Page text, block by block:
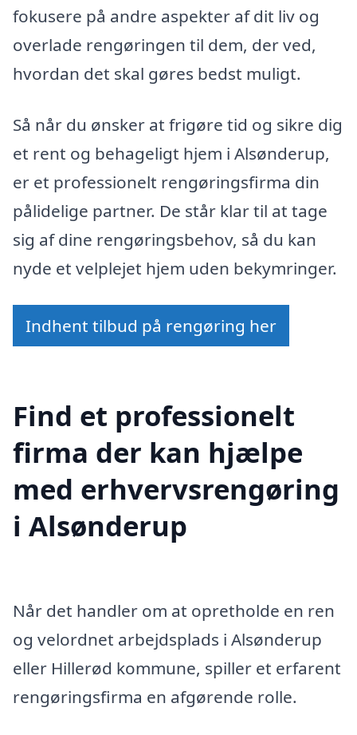
fokusere på andre aspekter af dit liv og
overlade rengøringen til dem, der ved,
hvordan det skal gøres bedst muligt.
Så når du ønsker at frigøre tid og sikre dig
et rent og behageligt hjem i Alsønderup,
er et professionelt rengøringsfirma din
pålidelige partner. De står klar til at tage
sig af dine rengøringsbehov, så du kan
nyde et velplejet hjem uden bekymringer.
Indhent tilbud på rengøring her
Find et professionelt
firma der kan hjælpe
med erhvervsrengøring
i Alsønderup
Når det handler om at opretholde en ren
og velordnet arbejdsplads i Alsønderup
eller Hillerød kommune, spiller et erfarent
rengøringsfirma en afgørende rolle.